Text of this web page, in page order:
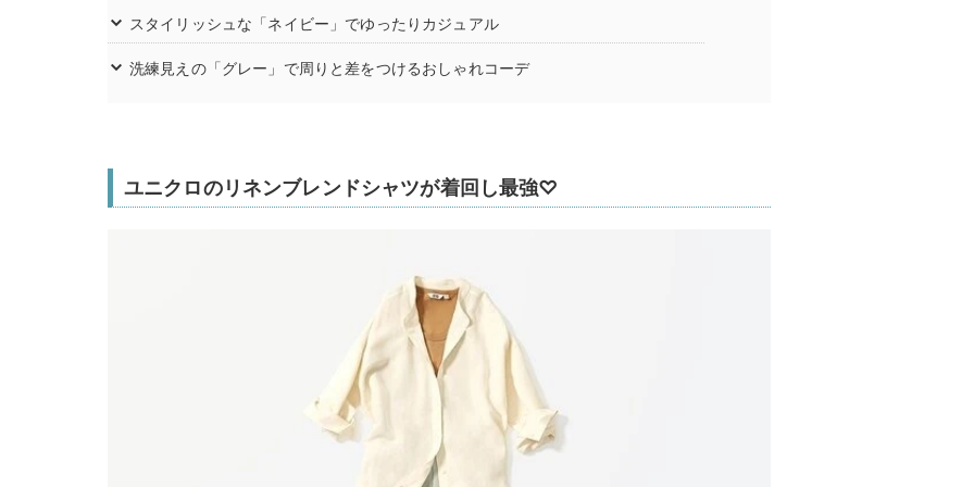
スタイリッシュな「ネイビー」でゆったりカジュアル
洗練見えの「グレー」で周りと差をつけるおしゃれコーデ
ユニクロのリネンブレンドシャツが着回し最強♡